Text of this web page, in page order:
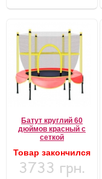
Батут круглий 60
дюймов красный с
сеткой
Товар закончился
3733 грн.